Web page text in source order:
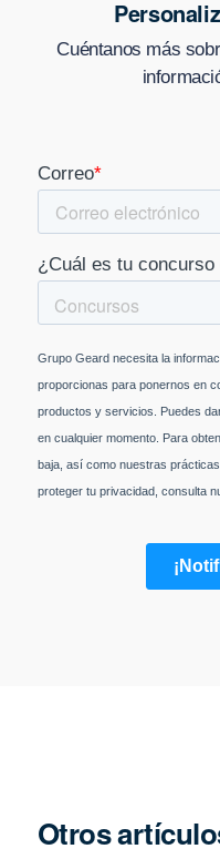
Cuéntanos más
Otros